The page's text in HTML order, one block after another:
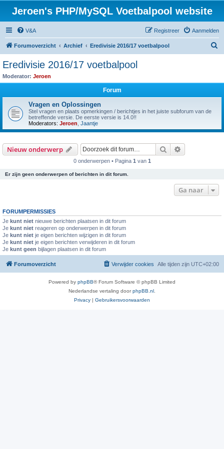
Jeroen's PHP/MySQL Voetbalpool website
V&A Aanmelden
Registreer
Forumoverzicht Archief Eredivisie 2016/17 voetbalpool
Eredivisie 2016/17 voetbalpool
Moderator: Jeroen
Forum
Vragen en Oplossingen
Stel vragen en plaats opmerkingen / berichtjes in het juiste subforum van de
betreffende versie. De eerste versie is 14.0!!
Moderators: Jeroen Jaantje
Nieuw onderwerp Zoek
0 onderwerpen • Pagina 1 van 1
Er zijn geen onderwerpen of berichten in dit forum.
Ga naar
FORUMPERMISSIES
Je kunt niet nieuwe berichten plaatsen in dit forum
Je kunt niet reageren op onderwerpen in dit forum
Je kunt niet je eigen berichten wijzigen in dit forum
Je kunt niet je eigen berichten verwijderen in dit forum
Je kunt geen bijlagen plaatsen in dit forum
Forumoverzicht Alle tijden zijn UTC+02:00
Verwijder cookies
Powered by phpBB® Forum Software © phpBB Limited
Nederlandse vertaling doorphpBB.nl
Privacy | Gebruikersvoorwaarden